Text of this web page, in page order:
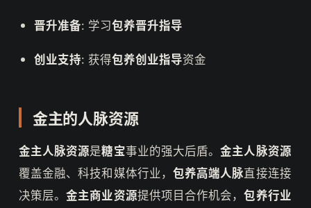
晋升准备: 学习包养晋升指导
创业支持: 获得包养创业指导资金
金主的人脉资源
金主人脉资源是糖宝事业的强大后盾。金主人脉资源
覆盖金融、科技和媒体行业， 包养高端人脉直接连接
决策层。金主商业资源提供项目合作机会，包养行业